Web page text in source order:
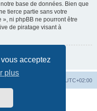
acceptez
plus
base de données. Bien que
tierce partie sans votre
», ni phpBB ne pourront être
de piratage visant à
UTC+02:00
© phpBB Limited
fr.com